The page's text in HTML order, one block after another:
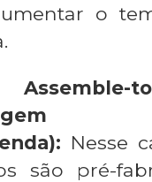
o
Assemble-
Nesse
são pré-